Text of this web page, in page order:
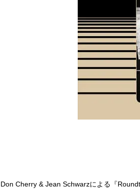
Don Cherry & Jean Schwarzによる『